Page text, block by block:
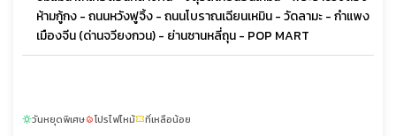
ห้ามกู้กง - ถนนหวังฟูจิ้ง - ถนนโบราณเฉียนเหมิน - วัดลามะ - กำแพง
เมืองจีน (ด่านจวียงกวน) - ย่านซานหลี่ถุน - POP MART
sunnyวันหยุดพิเศษlocal_fire_departmentโปรไฟไหม้confirmation_numberที่เหลือน้อย